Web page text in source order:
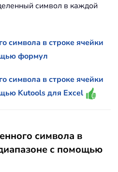
символ в каждой
символа в строке ячейки
формул
символа в строке ячейки
Kutools для Excel
символа в
с помощью